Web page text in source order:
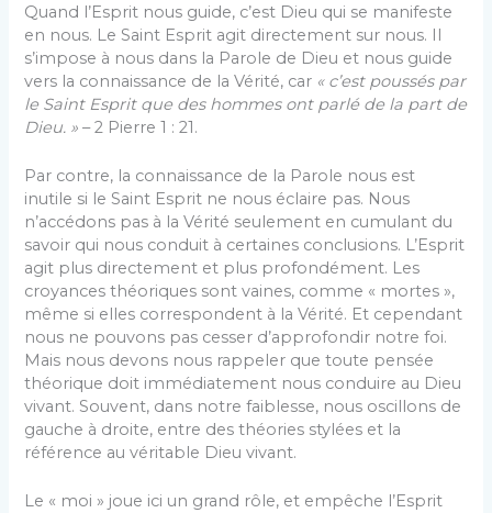
Quand l’Esprit nous guide, c’est Dieu qui se manifeste
en nous. Le Saint Esprit agit directement sur nous. Il
s’impose à nous dans la Parole de Dieu et nous guide
vers la connaissance de la Vérité, car « c’est poussés par
le Saint Esprit que des hommes ont parlé de la part de
Dieu. » – 2 Pierre 1 : 21.
Par contre, la connaissance de la Parole nous est
inutile si le Saint Esprit ne nous éclaire pas. Nous
n’accédons pas à la Vérité seulement en cumulant du
savoir qui nous conduit à certaines conclusions. L’Esprit
agit plus directement et plus profondément. Les
croyances théoriques sont vaines, comme « mortes »,
même si elles correspondent à la Vérité. Et cependant
nous ne pouvons pas cesser d’approfondir notre foi.
Mais nous devons nous rappeler que toute pensée
théorique doit immédiatement nous conduire au Dieu
vivant. Souvent, dans notre faiblesse, nous oscillons de
gauche à droite, entre des théories stylées et la
référence au véritable Dieu vivant.
Le « moi » joue ici un grand rôle, et empêche l’Esprit